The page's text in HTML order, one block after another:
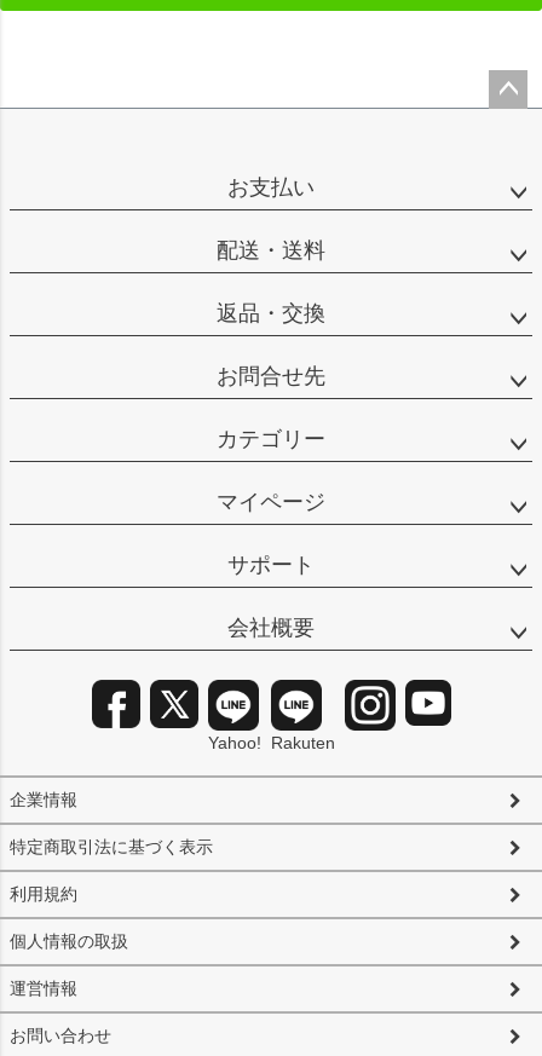
お支払い
配送・送料
返品・交換
お問合せ先
カテゴリー
マイページ
サポート
会社概要
企業情報
特定商取引法に基づく表示
利用規約
個人情報の取扱
運営情報
お問い合わせ
Yahoo! Rakuten